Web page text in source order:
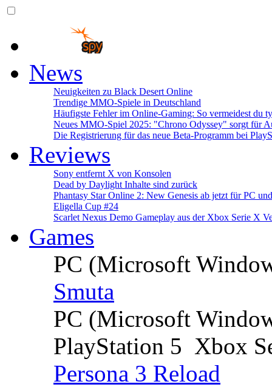
News
Neuigkeiten zu Black Desert Online
Trendige MMO-Spiele in Deutschland
Häufigste Fehler im Online-Gaming: So vermeidest du
Neues MMO-Spiel 2025: "Chrono Odyssey" sorgt für
Die Registrierung für das neue Beta-Programm bei
Reviews
Sony entfernt X von Konsolen
Dead by Daylight Inhalte sind zurück
Phantasy Star Online 2: New Genesis ab jetzt für PC
Eligella Cup #24
Scarlet Nexus Demo Gameplay aus der Xbox Serie X
Games
PC (Microsoft
Smuta
PC (Microsoft
PlayStation 5 Xbox
Persona 3 Reload